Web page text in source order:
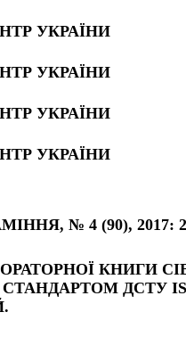
УКРАЇНИ
УКРАЇНИ
УКРАЇНИ
УКРАЇНИ
№ 4 (90), 2017:
КНИГИ
СТАНДАРТОМ ДСТУ